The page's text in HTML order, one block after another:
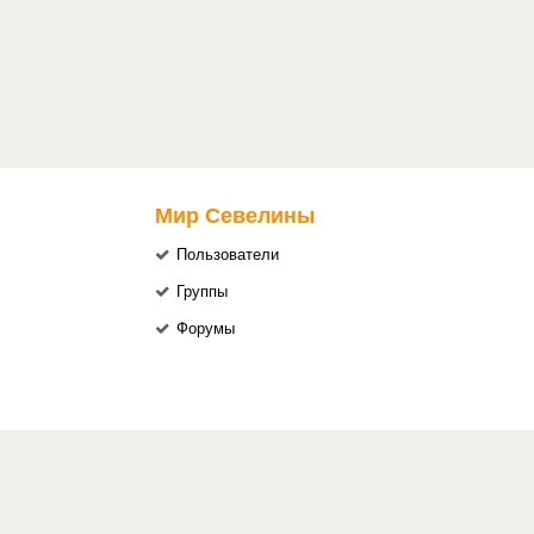
Мир Севелины
Пользователи
Группы
Форумы